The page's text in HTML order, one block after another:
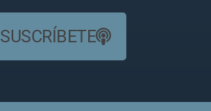
SUSCRÍBETE